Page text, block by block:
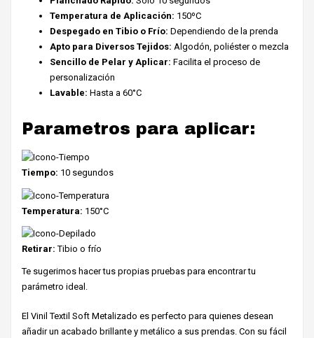
Temperatura de Aplicación: 150ºC
Despegado en Tibio o Frío: Dependiendo de la prenda
Apto para Diversos Tejidos: Algodón, poliéster o mezcla
Sencillo de Pelar y Aplicar: Facilita el proceso de
personalización
Lavable: Hasta a 60°C
Parametros para aplicar:
Tiempo: 10 segundos
Temperatura: 150°C
Retirar: Tibio o frío
Te sugerimos hacer tus propias pruebas para encontrar tu
parámetro ideal.
El Vinil Textil Soft Metalizado es perfecto para quienes desean
añadir un acabado brillante y metálico a sus prendas. Con su fácil